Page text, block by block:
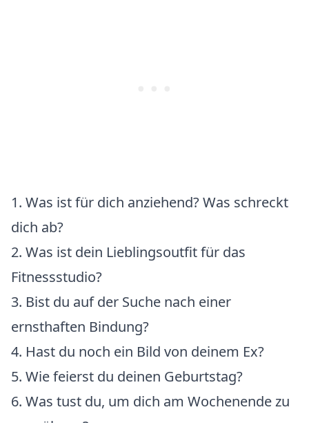
1. Was ist für dich anziehend? Was schreckt
dich ab?
2. Was ist dein Lieblingsoutfit für das
Fitnessstudio?
3. Bist du auf der Suche nach einer
ernsthaften Bindung?
4. Hast du noch ein Bild von deinem Ex?
5. Wie feierst du deinen Geburtstag?
6. Was tust du, um dich am Wochenende zu